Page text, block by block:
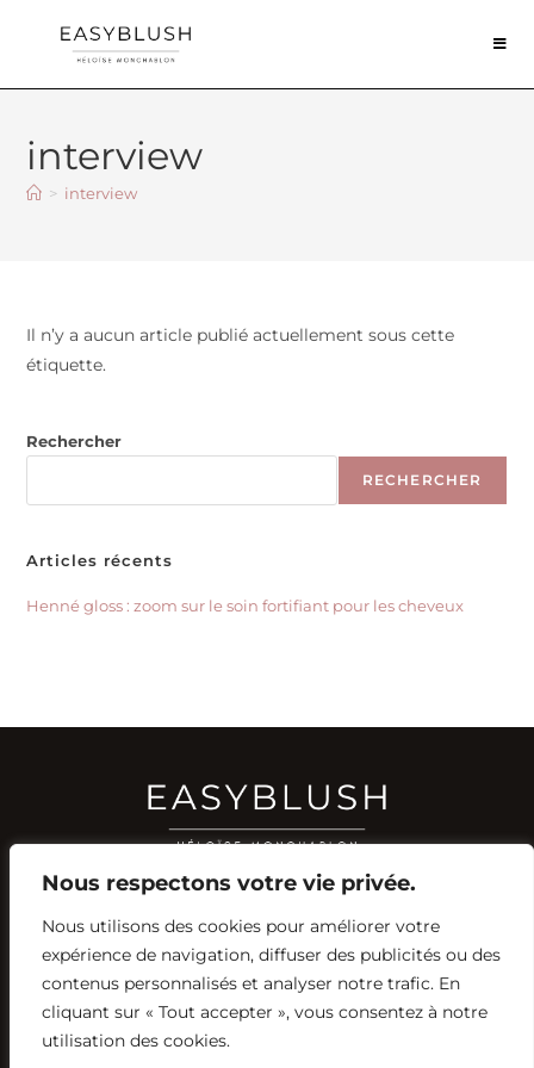
Nous respectons votre vie privée.
Nous utilisons des cookies pour améliorer votre
expérience de navigation, diffuser des publicités ou des
contenus personnalisés et analyser notre trafic. En
cliquant sur « Tout accepter », vous consentez à notre
utilisation des cookies.
interview
> interview
Il n’y a aucun article publié actuellement sous cette
étiquette.
Rechercher
RECHERCHER
Articles récents
Henné gloss : zoom sur le soin fortifiant pour les cheveux
RÉSEAUX SOCIAUX
YOUTUBE
INSTAGRAM
FACEBOOK
PINTEREST